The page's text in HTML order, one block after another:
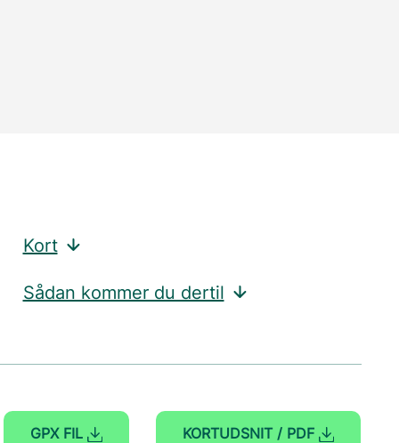
Kort
Sådan kommer du dertil
GPX FIL KORTUDSNIT / PDF